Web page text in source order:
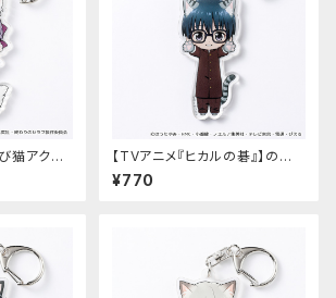
猫アクリ
ア）
【TVアニメ『ヒカルの碁』】のび
猫アクリルキーホルダー（筒井
公宏）
¥770